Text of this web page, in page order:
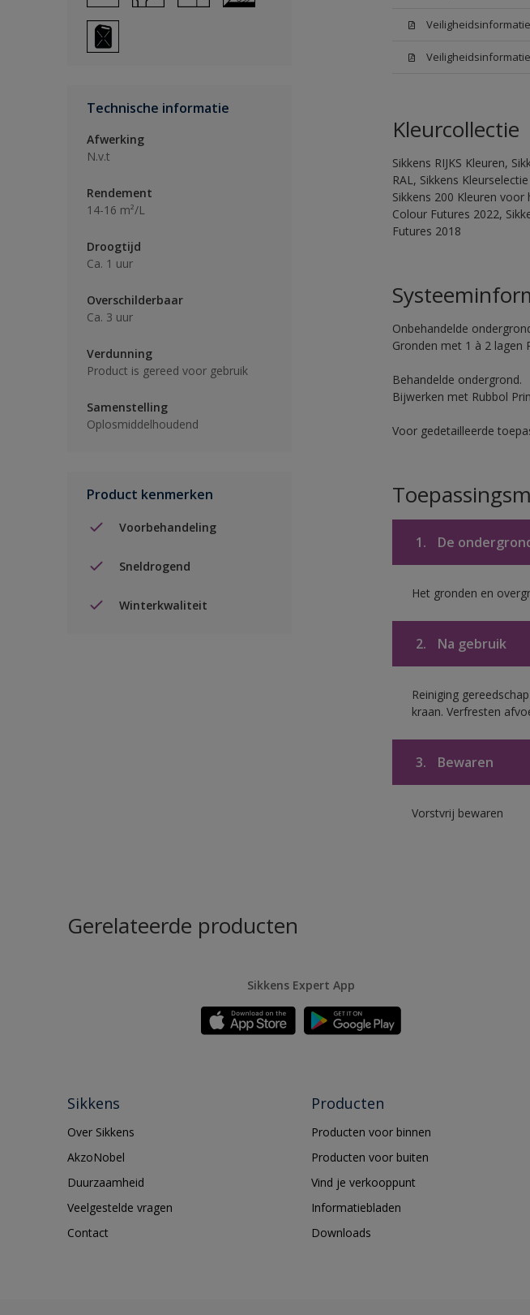
Technische informatie
Afwerking
N.v.t
Rendement
14-16 m²/L
Droogtijd
Ca. 1 uur
Overschilderbaar
Ca. 3 uur
Verdunning
Product is gereed voor gebruik
Samenstelling
Oplosmiddelhoudend
Product kenmerken
Voorbehandeling
Sneldrogend
Winterkwaliteit
Kleurcollectie
Sikkens RIJKS Kleuren,
RAL, Sikkens
Sikkens 200 Kleuren voor
Colour Futures 2022,
Futures 2018
Onbehandelde
Gronden met 1 à 2 lagen
Behandelde ondergrond.
Bijwerken met Rubbol
Voor gedetailleerde
1. De
Het gronden en
2. Na gebruik
Reiniging
kraan. Verfresten
3. Bewaren
Vorstvrij bewaren
Gerelateerde producten
Sikkens Expert App
Sikkens
Over Sikkens
AkzoNobel
Duurzaamheid
Veelgestelde vragen
Contact
Producten
Producten voor binnen
Producten voor buiten
Vind je verkooppunt
Informatiebladen
Downloads